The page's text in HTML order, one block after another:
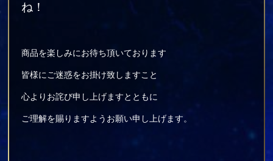
ね！
商品を楽しみにお待ち頂いております
皆様にご迷惑をお掛け致しますこと
心よりお詫び申し上げますとともに
ご理解を賜りますようお願い申し上げます。